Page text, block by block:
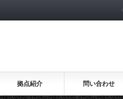
拠点紹介 問い合わせ